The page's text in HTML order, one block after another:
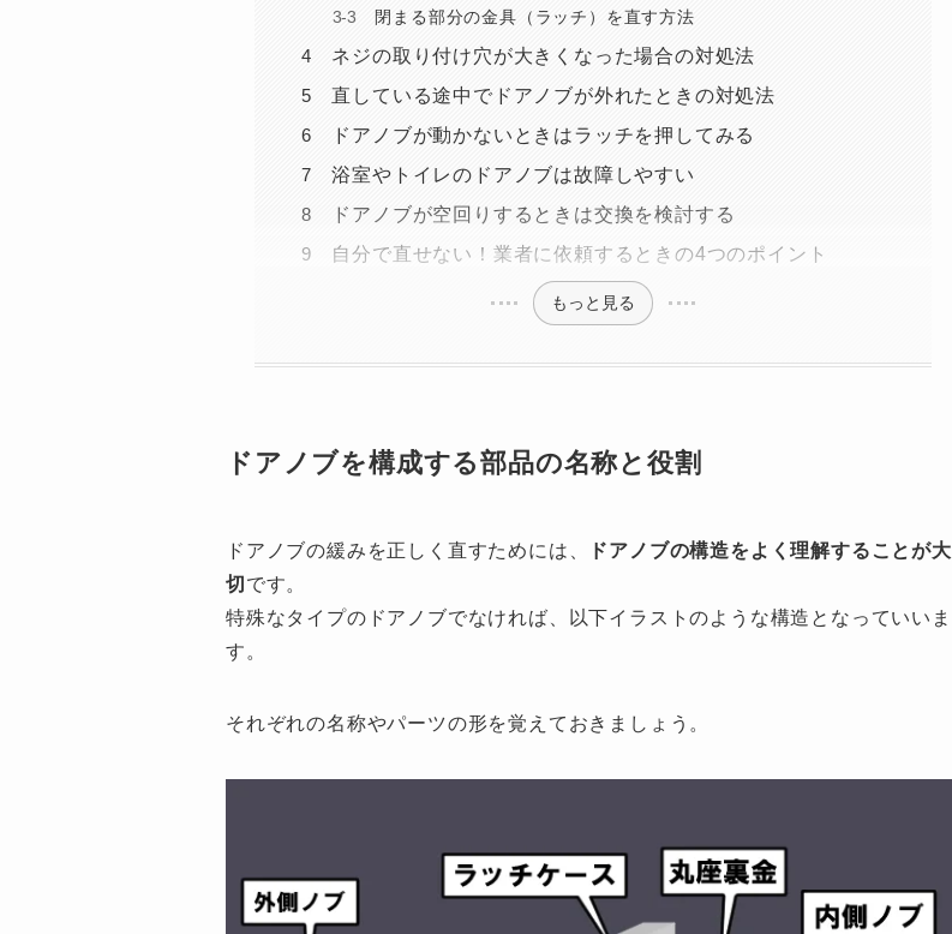
閉まる部分の金具（ラッチ）を直す方法
ネジの取り付け穴が大きくなった場合の対処法
直している途中でドアノブが外れたときの対処法
ドアノブが動かないときはラッチを押してみる
浴室やトイレのドアノブは故障しやすい
ドアノブが空回りするときは交換を検討する
自分で直せない！業者に依頼するときの4つのポイント
もっと見る
ドアノブを構成する部品の名称と役割
ドアノブの緩みを正しく直すためには、
ドアノブの構造をよく理解することが大
切 です。
特殊なタイプのドアノブでなければ、以下イラストのような構造となっていいま
す。
それぞれの名称やパーツの形を覚えておきましょう。